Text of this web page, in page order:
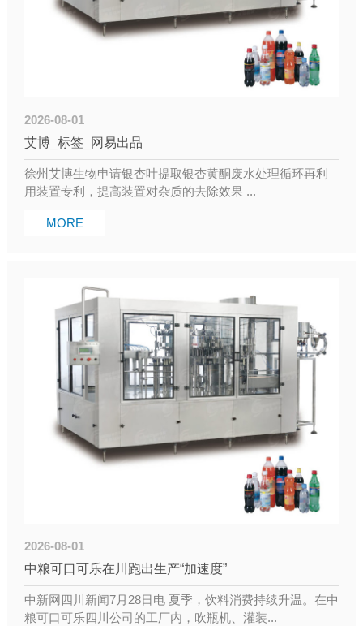
2026-08-01
艾博_标签_网易出品
徐州艾博生物申请银杏叶提取银杏黄酮废水处理循环再利
用装置专利，提高装置对杂质的去除效果 ...
MORE
2026-08-01
中粮可口可乐在川跑出生产“加速度”
中新网四川新闻7月28日电 夏季，饮料消费持续升温。在中
粮可口可乐四川公司的工厂内，吹瓶机、灌装...